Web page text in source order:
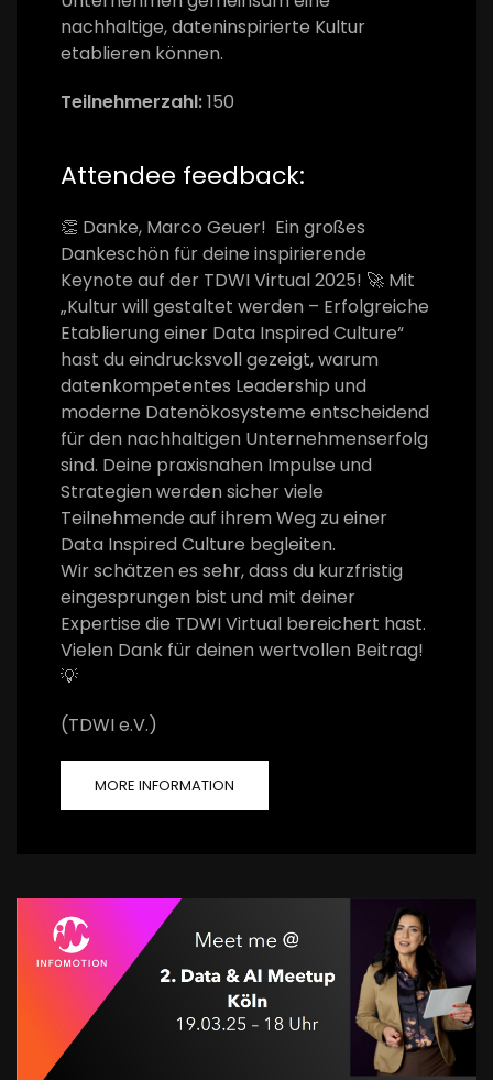
nachhaltige, dateninspirierte Kultur
etablieren können.
Teilnehmerzahl:150
Attendee feedback:
👏 Danke, Marco Geuer! Ein großes
Dankeschön für deine inspirierende
Keynote auf der TDWI Virtual 2025! 🚀 Mit
„Kultur will gestaltet werden – Erfolgreiche
Etablierung einer Data Inspired Culture“
hast du eindrucksvoll gezeigt, warum
datenkompetentes Leadership und
moderne Datenökosysteme entscheidend
für den nachhaltigen Unternehmenserfolg
sind. Deine praxisnahen Impulse und
Strategien werden sicher viele
Teilnehmende auf ihrem Weg zu einer
Data Inspired Culture begleiten.
Wir schätzen es sehr, dass du kurzfristig
eingesprungen bist und mit deiner
Expertise die TDWI Virtual bereichert hast.
Vielen Dank für deinen wertvollen Beitrag!
💡
(TDWI e.V.)
MORE INFORMATION